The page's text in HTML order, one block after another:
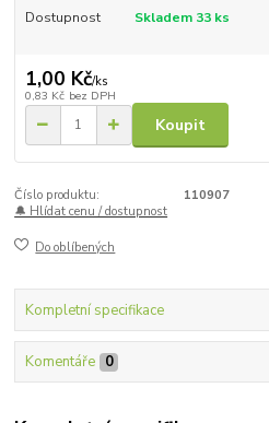
Dostupnost Skladem 33 ks
1,00 Kč/ks
0,83 Kč bez DPH
Koupit
Číslo produktu:
110907
🔔 Hlídat cenu / dostupnost
Do oblíbených
Kompletní specifikace
Komentáře 0